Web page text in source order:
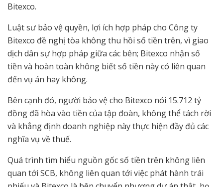
Bitexco.
Luật sư bảo vệ quyền, lợi ích hợp pháp cho Công ty
Bitexco đề nghị tòa không thu hồi số tiền trên, vì giao
dịch dân sự hợp pháp giữa các bên; Bitexco nhận số
tiền và hoàn toàn không biết số tiền này có liên quan
đến vụ án hay không.
Bên cạnh đó, người bảo vệ cho Bitexco nói 15.712 tỷ
đồng đã hòa vào tiền của tập đoàn, không thể tách rời
và khẳng định doanh nghiệp này thực hiện đầy đủ các
nghĩa vụ về thuế.
Quá trình tìm hiểu nguồn gốc số tiền trên không liên
quan tới SCB, không liên quan tới việc phát hành trái